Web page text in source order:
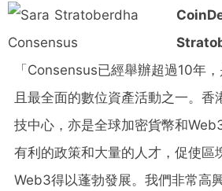
「Consensus已經舉辦超過10年
且最全面的數位資產活動之一。香
技中心，亦是全球加密貨幣和
有利的政策和大量的人才，促使區
Web3得以蓬勃發展。我們非常高